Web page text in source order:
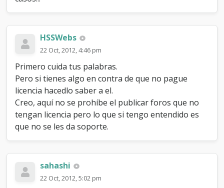
HSSWebs
22 Oct, 2012, 4:46 pm
Primero cuida tus palabras.
Pero si tienes algo en contra de que no pague
licencia hacedlo saber a el.
Creo, aquí no se prohíbe el publicar foros que no
tengan licencia pero lo que si tengo entendido es
que no se les da soporte.
sahashi
22 Oct, 2012, 5:02 pm